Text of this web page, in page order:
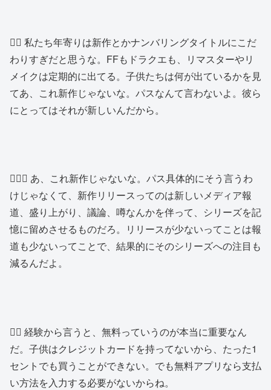
🧙‍♂️ 私たち年寄りは新作とかナンバリングタイトルにこだ
わりすぎだと思うな。FFもドラクエも、リマスターやリ
メイクは定期的に出てる。子供たちは何が出ているかを見
てあ、これ新作じゃないな。パスなんて言わないよ。彼ら
にとってはそれが新しいんだから。
🧔🏼‍♂️ あ、これ新作じゃないな。パス具体的にそう言うわ
けじゃなくて、新作リリースってのは新しいメディア報
道、盛り上がり、議論、噂なんかを伴って、シリーズを記
憶に留めさせるものだろ。リリースが少ないってことは報
道も少ないってことで、結果的にそのシリーズへの注目も
減るんだよ。
🏴‍☠️ 経験から言うと、無料っていうのが本当に重要なん
だ。子供はクレジットカードを持ってないから、たった1
セントでも買うことができない。でも無料アプリなら支払
い方法を入力する必要がないからね。